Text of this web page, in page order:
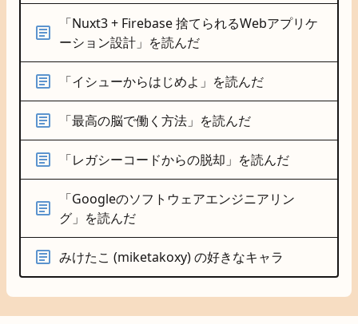
「Nuxt3 + Firebase 捨てられるWebアプリケ
ーション設計」を読んだ
「イシューからはじめよ」を読んだ
「最高の脳で働く方法」を読んだ
「レガシーコードからの脱却」を読んだ
「Googleのソフトウェアエンジニアリン
グ」を読んだ
みけたこ (miketakoxy) の好きなキャラ